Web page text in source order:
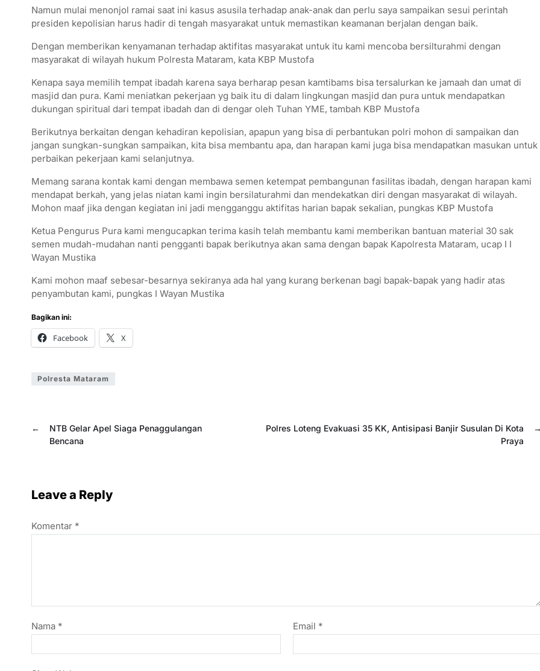
Namun mulai menonjol ramai saat ini kasus asusila terhadap anak-anak dan perlu saya sampaikan sesui perintah
presiden kepolisian harus hadir di tengah masyarakat untuk memastikan keamanan berjalan dengan baik.
Dengan memberikan kenyamanan terhadap aktifitas masyarakat untuk itu kami mencoba bersilturahmi dengan
masyarakat di wilayah hukum Polresta Mataram, kata KBP Mustofa
Kenapa saya memilih tempat ibadah karena saya berharap pesan kamtibams bisa tersalurkan ke jamaah dan umat di
masjid dan pura. Kami meniatkan pekerjaan yg baik itu di dalam lingkungan masjid dan pura untuk mendapatkan
dukungan spiritual dari tempat ibadah dan di dengar oleh Tuhan YME, tambah KBP Mustofa
Berikutnya berkaitan dengan kehadiran kepolisian, apapun yang bisa di perbantukan polri mohon di sampaikan dan
jangan sungkan-sungkan sampaikan, kita bisa membantu apa, dan harapan kami juga bisa mendapatkan masukan untuk
perbaikan pekerjaan kami selanjutnya.
Memang sarana kontak kami dengan membawa semen ketempat pembangunan fasilitas ibadah, dengan harapan kami
mendapat berkah, yang jelas niatan kami ingin bersilaturahmi dan mendekatkan diri dengan masyarakat di wilayah.
Mohon maaf jika dengan kegiatan ini jadi mengganggu aktifitas harian bapak sekalian, pungkas KBP Mustofa
Ketua Pengurus Pura kami mengucapkan terima kasih telah membantu kami memberikan bantuan material 30 sak
semen mudah-mudahan nanti pengganti bapak berikutnya akan sama dengan bapak Kapolresta Mataram, ucap I I
Wayan Mustika
Kami mohon maaf sebesar-besarnya sekiranya ada hal yang kurang berkenan bagi bapak-bapak yang hadir atas
penyambutan kami, pungkas I Wayan Mustika
Bagikan ini:
Facebook X
Polresta Mataram
←
NTB Gelar Apel Siaga Penaggulangan
Bencana
Polres Loteng Evakuasi 35 KK, Antisipasi Banjir Susulan Di Kota
Praya
Leave a Reply
Komentar *
Nama * Email *